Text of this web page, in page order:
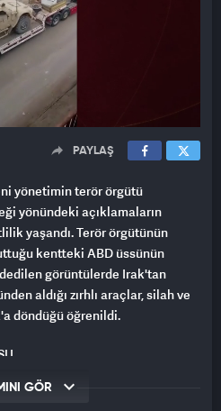
PAYLAŞ
yönetimin terör örgütü
yönündeki açıklamaların
yaşandı. Terör örgütünün
kentteki ABD üssünün
görüntülerde Irak'tan
aldığı zırhlı araçlar, silah ve
döndüğü öğrenildi.
PKK/YPG'li teröristlerin
GÖR